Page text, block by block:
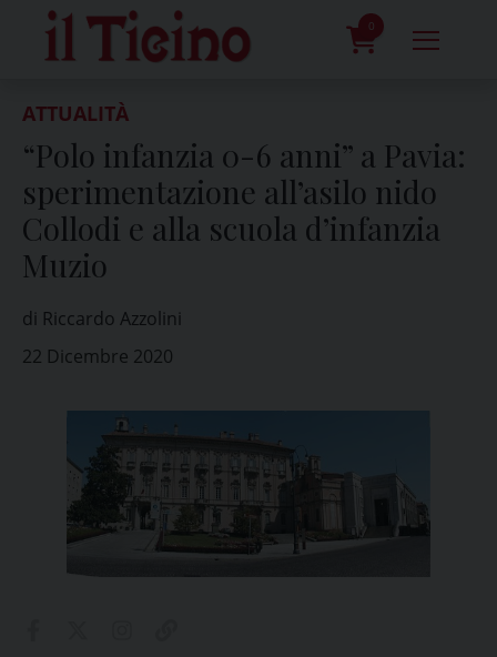
content
0
ATTUALITÀ
“Polo infanzia 0-6 anni” a Pavia:
sperimentazione all’asilo nido
Collodi e alla scuola d’infanzia
Muzio
di Riccardo Azzolini
22 Dicembre 2020